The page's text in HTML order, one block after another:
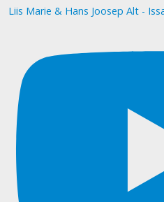
Liis Marie & Hans Joosep Alt -